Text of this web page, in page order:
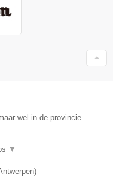
wel in de provincie
▼
)